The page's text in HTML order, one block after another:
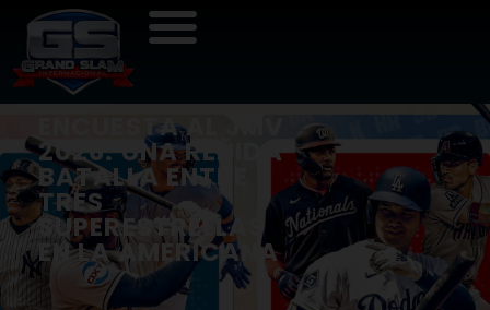
ENCUESTA AL JMV
2026: UNA REÑIDA
BATALLA ENTRE
TRES
SUPERESTRELLAS
EN LA AMERICANA